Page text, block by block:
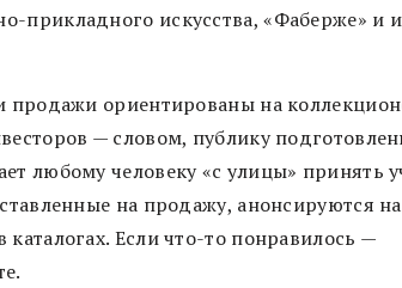
прикладного искусства, «Фаберже» и
продажи ориентированы на
— словом, публику
любому человеку «с улицы» принять
на продажу, анонсируются
Если что-то понравилось —